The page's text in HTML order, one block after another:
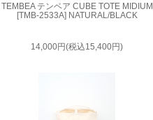
TEMBEA テンベア CUBE TOTE MIDIUM
[TMB-2533A] NATURAL/BLACK
14,000円(税込15,400円)